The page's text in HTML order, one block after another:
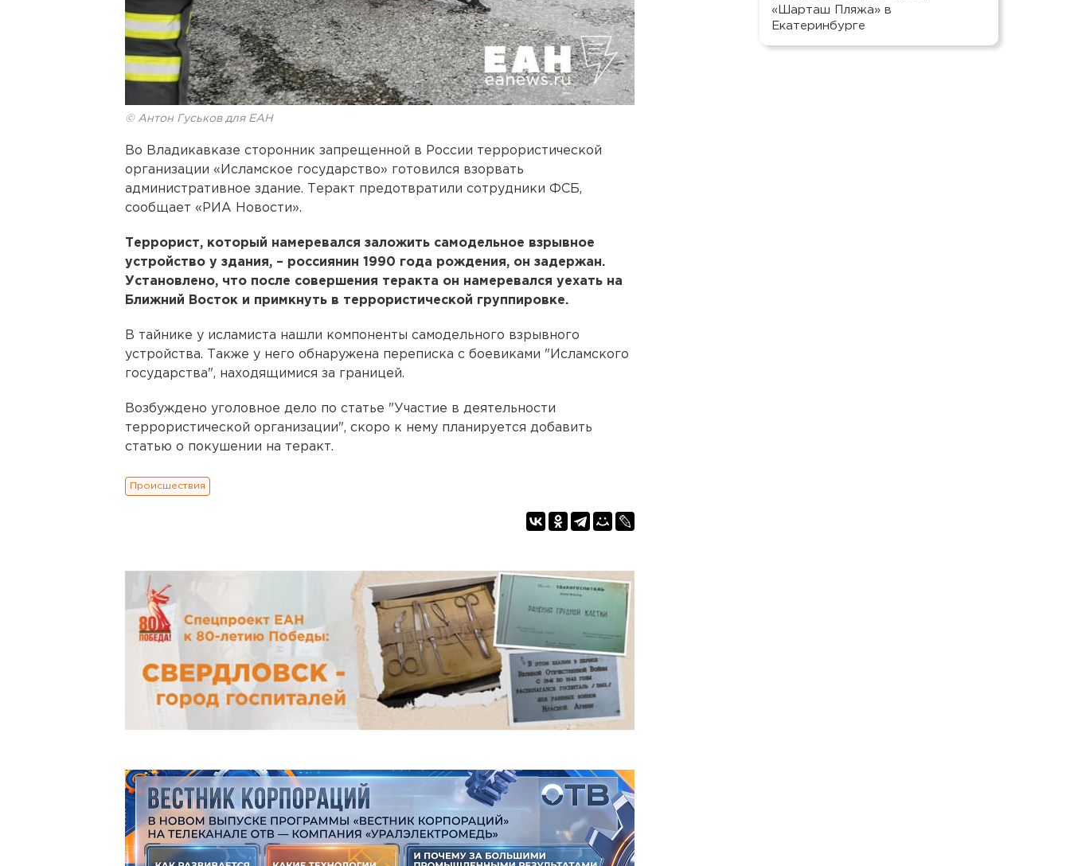
© Антон Гуськов для ЕАН
Во Владикавказе сторонник запрещенной в России террористической
организации «Исламское государство» готовился взорвать
административное здание. Теракт предотвратили сотрудники ФСБ,
сообщает «РИА Новости».
Террорист, который намеревался заложить самодельное взрывное
устройство у здания, – россиянин 1990 года рождения, он задержан.
Установлено, что после совершения теракта он намеревался уехать на
Ближний Восток и примкнуть в террористической группировке.
В тайнике у исламиста нашли компоненты самодельного взрывного
устройства. Также у него обнаружена переписка с боевиками "Исламского
государства", находящимися за границей.
Возбуждено уголовное дело по статье "Участие в деятельности
террористической организации", скоро к нему планируется добавить
статью о покушении на теракт.
Происшествия
«Шарташ Пляжа» в
Екатеринбурге